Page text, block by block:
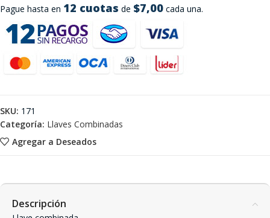
Pague hasta en 12 cuotas de $7,00 cada una.
Agregar a Deseados
SKU: 171
Categoría: Llaves Combinadas
Descripción